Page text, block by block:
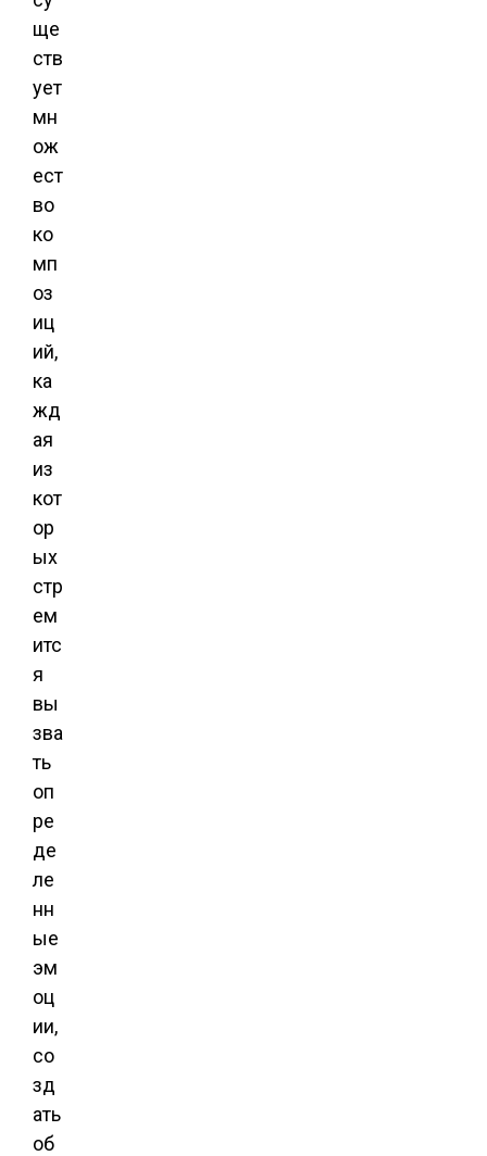
ще
ств
ует
мн
ож
ест
во
ко
мп
оз
иц
ий,
ка
жд
ая
из
кот
ор
ых
стр
ем
итс
я
вы
зва
ть
оп
ре
де
ле
нн
ые
эм
оц
ии,
со
зд
ать
об